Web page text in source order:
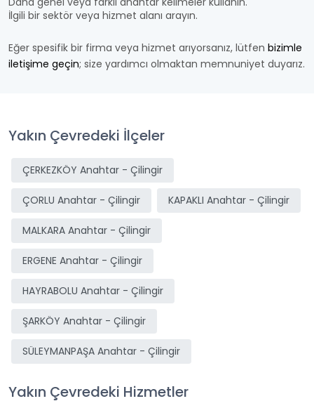
İlgili bir sektör veya hizmet alanı arayın.
Eğer spesifik bir firma veya hizmet arıyorsanız, lütfen bizimle
iletişime geçin; size yardımcı olmaktan memnuniyet duyarız.
Yakın Çevredeki İlçeler
ÇERKEZKÖY Anahtar - Çilingir
ÇORLU Anahtar - Çilingir KAPAKLI Anahtar - Çilingir
MALKARA Anahtar - Çilingir
ERGENE Anahtar - Çilingir
HAYRABOLU Anahtar - Çilingir
ŞARKÖY Anahtar - Çilingir
SÜLEYMANPAŞA Anahtar - Çilingir
Yakın Çevredeki Hizmetler